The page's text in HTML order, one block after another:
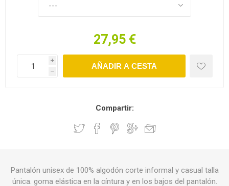
27,95 €
i
h
Compartir:
Pantalón unisex de 100% algodón corte informal y casual talla
única. goma elástica en la cíntura y en los bajos del pantalón.